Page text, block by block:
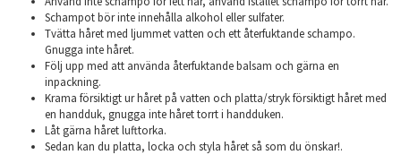
Schampot bör inte innehålla alkohol eller sulfater.
Tvätta håret med ljummet vatten och ett återfuktande schampo.
Gnugga inte håret.
Följ upp med att använda återfuktande balsam och gärna en
inpackning.
Krama försiktigt ur håret på vatten och platta/stryk försiktigt håret med
en handduk, gnugga inte håret torrt i handduken.
Låt gärna håret lufttorka.
Sedan kan du platta, locka och styla håret så som du önskar!.